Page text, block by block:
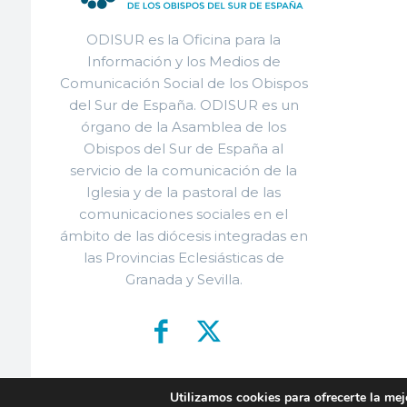
ODISUR es la Oficina para la
Información y los Medios de
Comunicación Social de los Obispos
del Sur de España. ODISUR es un
órgano de la Asamblea de los
Obispos del Sur de España al
servicio de la comunicación de la
Iglesia y de la pastoral de las
comunicaciones sociales en el
ámbito de las diócesis integradas en
las Provincias Eclesiásticas de
Granada y Sevilla.
Utilizamos cookies para ofrecerte la